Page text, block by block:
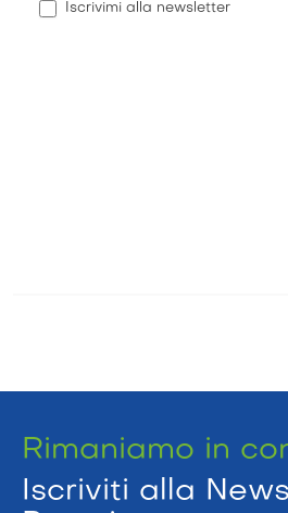
Iscrivimi alla newsletter
Rimaniamo in
Iscriviti alla